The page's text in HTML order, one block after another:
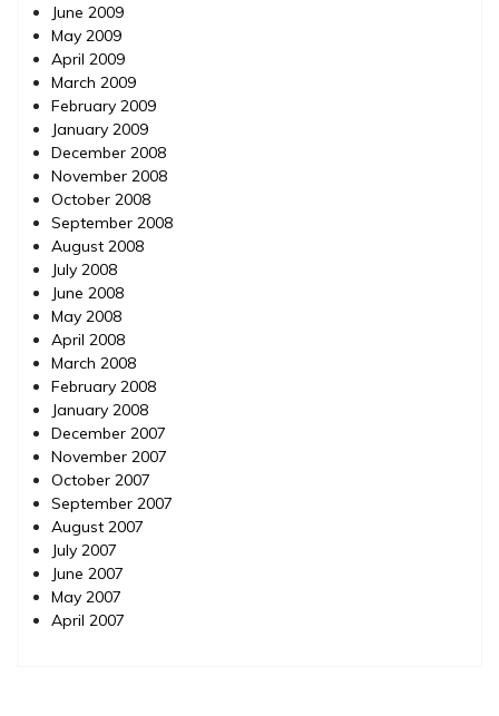
June 2009
May 2009
April 2009
March 2009
February 2009
January 2009
December 2008
November 2008
October 2008
September 2008
August 2008
July 2008
June 2008
May 2008
April 2008
March 2008
February 2008
January 2008
December 2007
November 2007
October 2007
September 2007
August 2007
July 2007
June 2007
May 2007
April 2007